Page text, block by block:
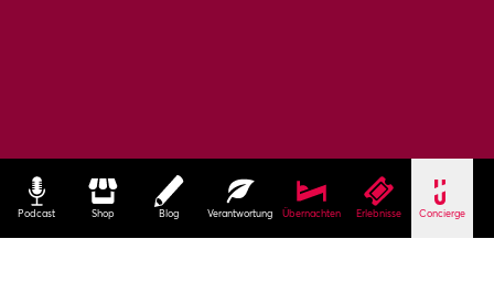
Podcast Shop Blog Verantwortung Übernachten Erlebnisse Concierge